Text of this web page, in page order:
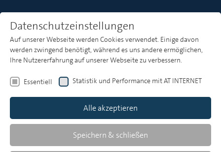
Heft 7-8
Eva Holtmannspötter/Christian Breunig
Massenkommunikation Trends 2017:
Öffentlich-rechtliche und private
Programmangebote im
Leistungsvergleich
Datenschutzeinstellungen
Auf unserer Webseite werden Cookies verwendet. Einige davon
werden zwingend benötigt, während es uns andere ermöglichen,
Ihre Nutzererfahrung auf unserer Webseite zu verbessern.
Essentiell Statistik und Performance mit AT INTERNET
Alle akzeptieren
Speichern & schließen